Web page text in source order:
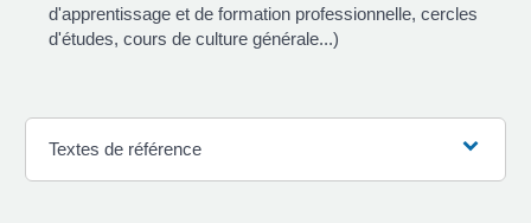
d'apprentissage et de formation professionnelle, cercles
d'études, cours de culture générale...)
Textes de référence